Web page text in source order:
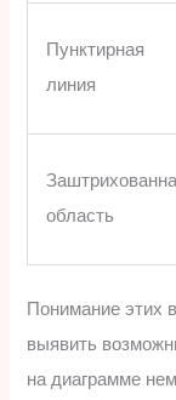
Пунктирная
линия
область
Понимание этих
выявить
на диаграмме